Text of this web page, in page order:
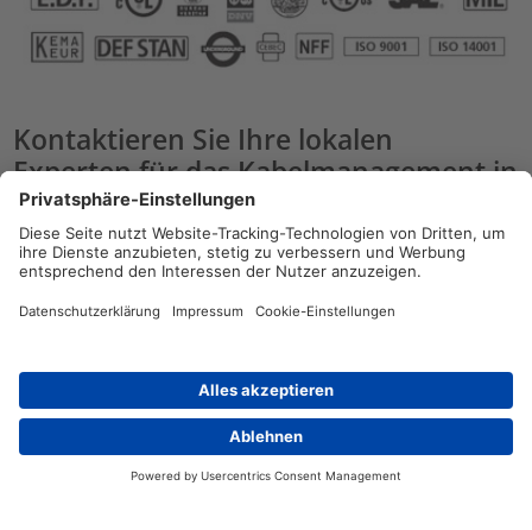
Kontaktieren Sie Ihre lokalen
Experten für das Kabelmanagement in
der Lebensmittelindustrie:
CEE | Jernej Ahac
Jernej.Ahac@HellermannTyton.com
+386 316 071 96
Händlersuche Kontakt